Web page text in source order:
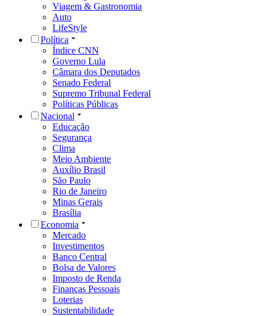
Viagem & Gastronomia
Auto
LifeStyle
Política
Índice CNN
Governo Lula
Câmara dos Deputados
Senado Federal
Supremo Tribunal Federal
Políticas Públicas
Nacional
Educação
Segurança
Clima
Meio Ambiente
Auxílio Brasil
São Paulo
Rio de Janeiro
Minas Gerais
Brasília
Economia
Mercado
Investimentos
Banco Central
Bolsa de Valores
Imposto de Renda
Finanças Pessoais
Loterias
Sustentabilidade